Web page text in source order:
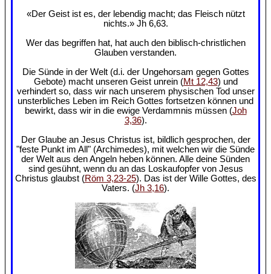
«Der Geist ist es, der lebendig macht; das Fleisch nützt
nichts.» Jh 6,63.
Wer das begriffen hat, hat auch den biblisch-christlichen
Glauben verstanden.
Die Sünde in der Welt (d.i. der Ungehorsam gegen Gottes
Gebote) macht unseren Geist unrein (Mt 12,43) und
verhindert so, dass wir nach unserem physischen Tod unser
unsterbliches Leben im Reich Gottes fortsetzen können und
bewirkt, dass wir in die ewige Verdammnis müssen (Joh
3,36).
Der Glaube an Jesus Christus ist, bildlich gesprochen, der
"feste Punkt im All" (Archimedes), mit welchen wir die Sünde
der Welt aus den Angeln heben können. Alle deine Sünden
sind gesühnt, wenn du an das Loskaufopfer von Jesus
Christus glaubst (Röm 3,23-25). Das ist der Wille Gottes, des
Vaters. (Jh 3,16).